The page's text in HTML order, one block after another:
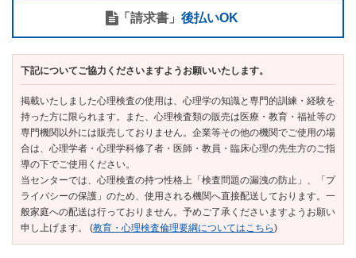
「請求書」 後払いOK
下記についてご協力くださいますようお願いいたします。
掲載いたしました心理検査の使用は、心理学の知識と専門的訓練・経験を
持った方に限られます。また、心理検査類の販売は医療・教育・福祉等の
専門機関以外には販売しておりません。企業等その他の機関でご使用の場
合は、心理学者・心理学科修了者・医師・教員・臨床心理の先生方のご指
導の下でご使用ください。
当センターでは、心理検査の持つ性格上「検査問題の漏洩の防止」、「プ
ライバシーの保護」のため、使用される機関へ直接配送しております。一
般家庭への配送は行っておりません。予めご了承くださいますようお願い
申し上げます。 (教育・心理検査倫理要綱についてはこちら)